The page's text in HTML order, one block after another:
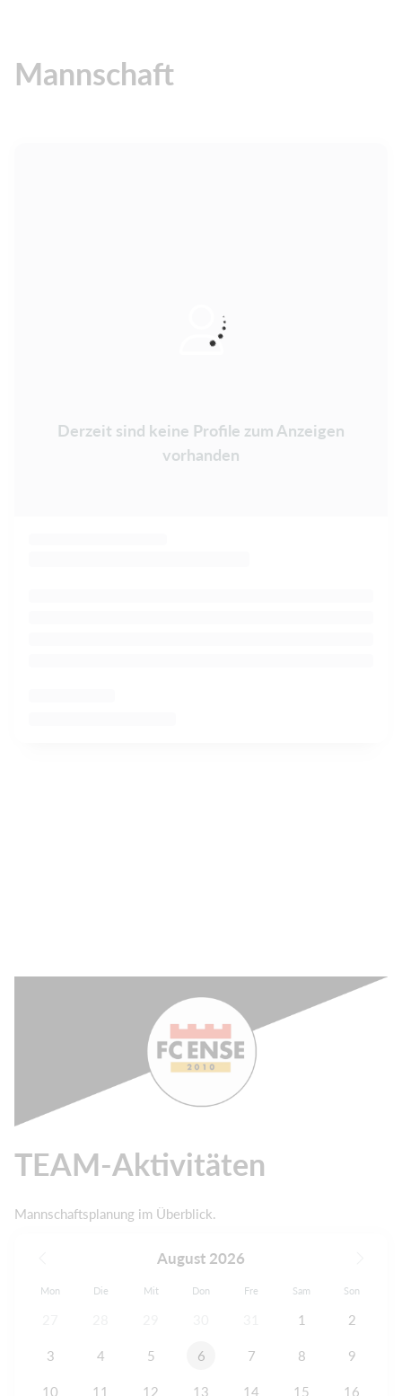
Mannschaft
Derzeit sind keine Profile zum Anzeigen
vorhanden
TEAM-Aktivitäten
Mannschaftsplanung im Überblick.
August 2026
Mon Die Mit Don Fre Sam Son
1 2
3 4 5 6 7 8 9
10 11 12 13 14 15 16